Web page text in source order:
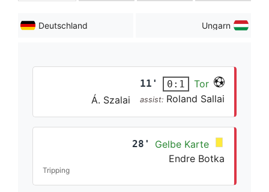
Deutschland Ungarn
11' 0:1
Tor
Á. Szalai
assist: Roland Sallai
28'
Gelbe Karte
Endre Botka
Tripping